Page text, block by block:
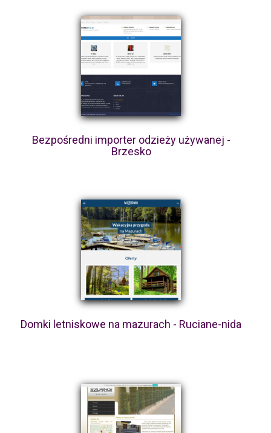
Bezpośredni importer odzieży używanej -
Brzesko
Domki letniskowe na mazurach - Ruciane-nida